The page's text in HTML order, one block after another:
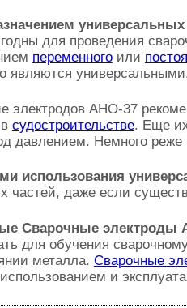
для проведения
переменногоили
являются
электродов АНО-37
судостроительстве. Еще их
давлением. Немного
использования
частей, даже если
Сварочные электроды
для обучения
металла. Сварочные
и